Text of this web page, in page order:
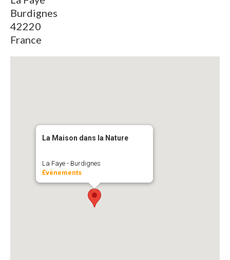
Burdignes
42220
France
La Maison dans la Nature
La Faye - Burdignes
Évènements